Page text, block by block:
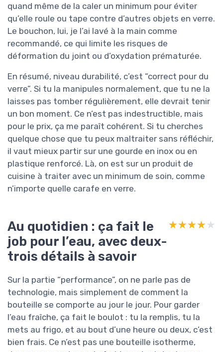
quand même de la caler un minimum pour éviter
qu’elle roule ou tape contre d’autres objets en verre.
Le bouchon, lui, je l’ai lavé à la main comme
recommandé, ce qui limite les risques de
déformation du joint ou d’oxydation prématurée.
En résumé, niveau durabilité, c’est “correct pour du
verre”. Si tu la manipules normalement, que tu ne la
laisses pas tomber régulièrement, elle devrait tenir
un bon moment. Ce n’est pas indestructible, mais
pour le prix, ça me paraît cohérent. Si tu cherches
quelque chose que tu peux maltraiter sans réfléchir,
il vaut mieux partir sur une gourde en inox ou en
plastique renforcé. Là, on est sur un produit de
cuisine à traiter avec un minimum de soin, comme
n’importe quelle carafe en verre.
Au quotidien : ça fait le
job pour l’eau, avec deux-
trois détails à savoir
★★★★★
★★★★★
Sur la partie “performance”, on ne parle pas de
technologie, mais simplement de comment la
bouteille se comporte au jour le jour. Pour garder
l’eau fraîche, ça fait le boulot : tu la remplis, tu la
mets au frigo, et au bout d’une heure ou deux, c’est
bien frais. Ce n’est pas une bouteille isotherme,